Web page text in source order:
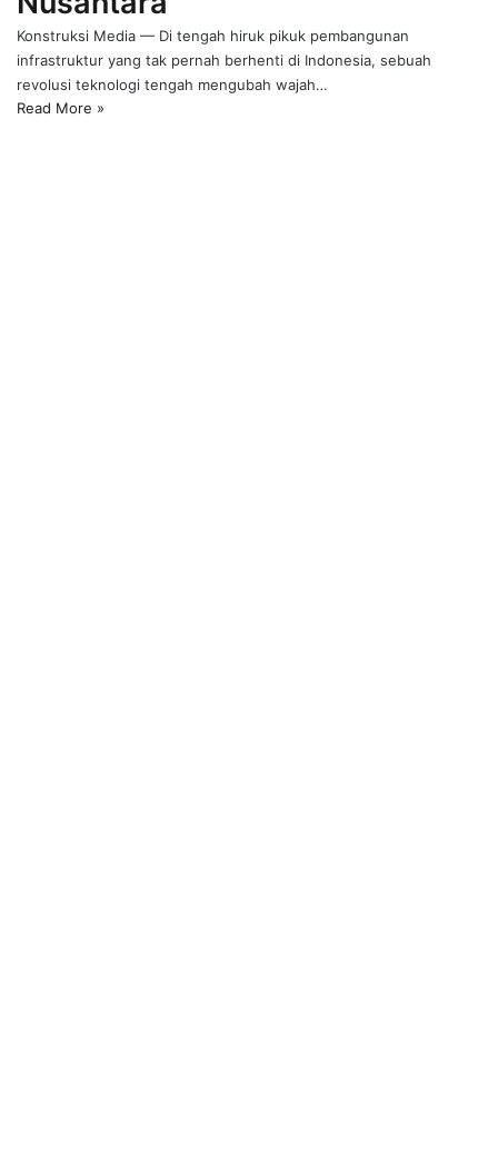
Konstruksi Media — Di tengah hiruk pikuk pembangunan
infrastruktur yang tak pernah berhenti di Indonesia, sebuah
revolusi teknologi tengah mengubah wajah…
Read More »